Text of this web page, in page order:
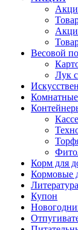
Весовой
Лук
Корм для
Кормовые
Литература
Купон